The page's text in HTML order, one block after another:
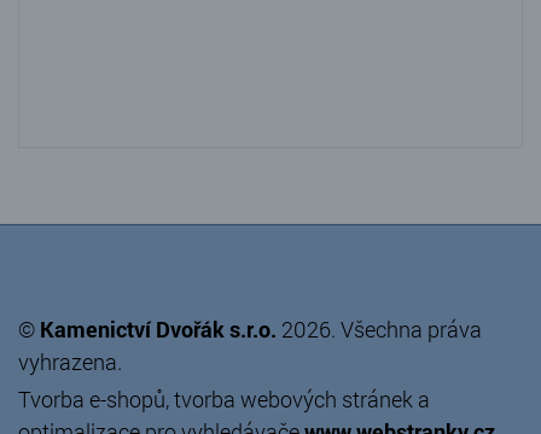
© Kamenictví Dvořák s.r.o. 2026. Všechna práva
vyhrazena.
Tvorba e-shopů,tvorba webových stránek a